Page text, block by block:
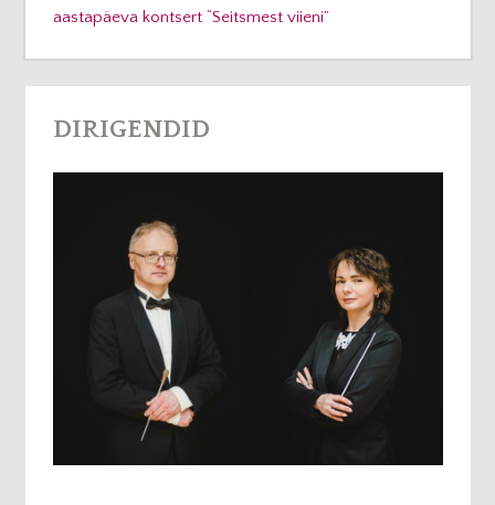
aastapäeva kontsert “Seitsmest viieni”
DIRIGENDID